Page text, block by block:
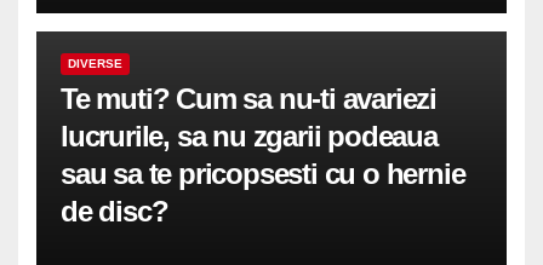
DIVERSE
Te muti? Cum sa nu-ti avariezi
lucrurile, sa nu zgarii podeaua
sau sa te pricopsesti cu o hernie
de disc?